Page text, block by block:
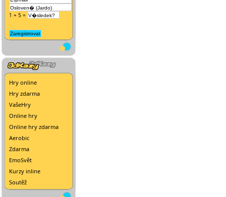
1 + 5 =
Hry online
Hry zdarma
VašeHry
Online hry
Online hry zdarma
Aerobic
Zdarma
EmoSvět
Kurzy inline
Soutěž